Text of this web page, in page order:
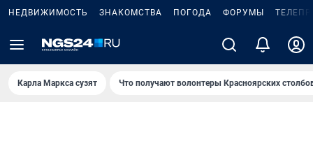
НЕДВИЖИМОСТЬ ЗНАКОМСТВА ПОГОДА ФОРУМЫ
Карла Маркса сузят Что получают волонтеры Красноярских